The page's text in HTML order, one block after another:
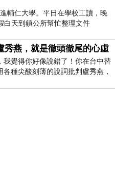
輔仁大學。平日在學校工讀，晚
白天到鎮公所幫忙整理文件
秀燕，就是徹頭徹尾的心虛
我覺得你好像說錯了！你在台中替
各種尖酸刻薄的說詞批判盧秀燕，
給陳其邁，甚至還說盧